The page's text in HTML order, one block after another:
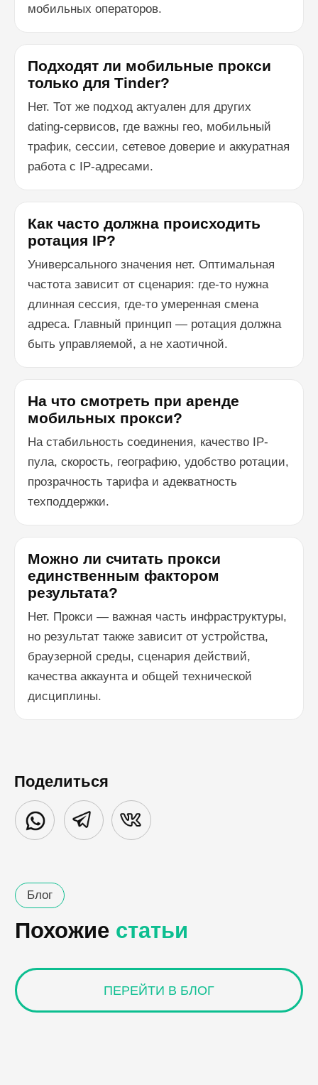
мобильных операторов.
Подходят ли мобильные прокси
только для Tinder?
Нет. Тот же подход актуален для других
dating-сервисов, где важны гео, мобильный
трафик, сессии, сетевое доверие и аккуратная
работа с IP-адресами.
Как часто должна происходить
ротация IP?
Универсального значения нет. Оптимальная
частота зависит от сценария: где-то нужна
длинная сессия, где-то умеренная смена
адреса. Главный принцип — ротация должна
быть управляемой, а не хаотичной.
На что смотреть при аренде
мобильных прокси?
На стабильность соединения, качество IP-
пула, скорость, географию, удобство ротации,
прозрачность тарифа и адекватность
техподдержки.
Можно ли считать прокси
единственным фактором
результата?
Нет. Прокси — важная часть инфраструктуры,
но результат также зависит от устройства,
браузерной среды, сценария действий,
качества аккаунта и общей технической
дисциплины.
Поделиться